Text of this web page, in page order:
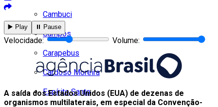
Cambuci
Campos
Carapebus
Cardoso Moreira
Espírito Santo
▶️ Play ⏸️ Pause
Velocidade: Volume:
A saída dos Estados Unidos (EUA) de dezenas de
organismos multilaterais, em especial da Convenção-